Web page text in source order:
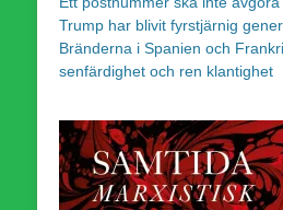
Trump har blivit fyrstjärnig
Bränderna i Spanien och
senfärdighet och ren klantighet